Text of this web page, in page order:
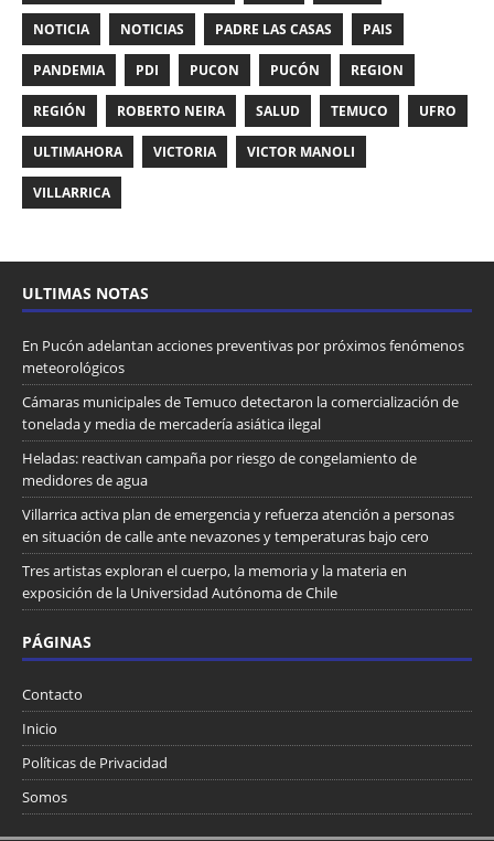
NOTICIA NOTICIAS PADRE LAS CASAS PAIS
PANDEMIA PDI PUCON PUCÓN REGION
REGIÓN ROBERTO NEIRA SALUD TEMUCO UFRO
ULTIMAHORA VICTORIA VICTOR MANOLI
VILLARRICA
ULTIMAS NOTAS
En Pucón adelantan acciones preventivas por próximos fenómenos
meteorológicos
Cámaras municipales de Temuco detectaron la comercialización de
tonelada y media de mercadería asiática ilegal
Heladas: reactivan campaña por riesgo de congelamiento de
medidores de agua
Villarrica activa plan de emergencia y refuerza atención a personas
en situación de calle ante nevazones y temperaturas bajo cero
Tres artistas exploran el cuerpo, la memoria y la materia en
exposición de la Universidad Autónoma de Chile
PÁGINAS
Contacto
Inicio
Políticas de Privacidad
Somos